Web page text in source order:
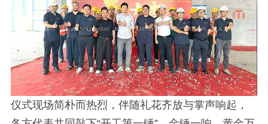
仪式现场简朴而热烈，伴随礼花齐放与掌声响起，